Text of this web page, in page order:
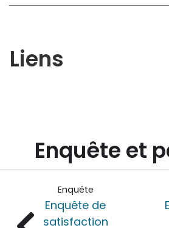
Liens
Enquête et
Enquête
Enquête de
satisfaction